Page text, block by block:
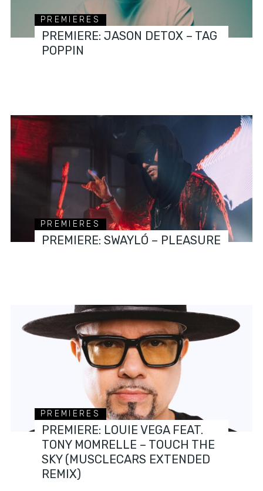
PREMIERES
PREMIERE: JASON DETOX – TAG
POPPIN
PREMIERES
PREMIERE: SWAYLÓ – PLEASURE
PREMIERES
PREMIERE: LOUIE VEGA FEAT.
TONY MOMRELLE – TOUCH THE
SKY (MUSCLECARS EXTENDED
REMIX)